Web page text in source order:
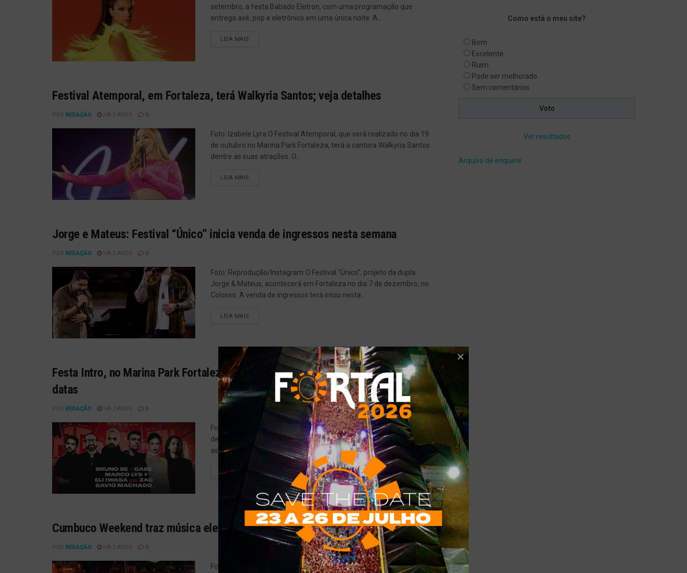
setembro, a festa Babado Eletron, com uma programação que
entrega axé, pop e eletrônico em uma única noite. A...
LEIA MAIS
Festival Atemporal, em Fortaleza, terá Walkyria Santos; veja detalhes
POR REDAÇÃO HÁ 2 ANOS 0
Foto: Izabele Lyra O Festival Atemporal, que será realizado no dia 19
de outubro no Marina Park Fortaleza, terá a cantora Walkyria Santos
dentre as suas atrações. O...
LEIA MAIS
Jorge e Mateus: Festival “Único” inicia venda de ingressos nesta semana
POR REDAÇÃO HÁ 2 ANOS 0
Foto: Reprodução/Instagram O Festival “Único”, projeto da dupla
Jorge & Mateus, acontecerá em Fortaleza no dia 7 de dezembro, no
Colosso. A venda de ingressos terá início nesta...
LEIA MAIS
Festa Intro, no Marina Park Fortaleza, se aproxima de virada de lote; confira
datas
POR REDAÇÃO HÁ 2 ANOS 0
Foto: divulgação/Festa Intro A Festa Intro, que será realizada no dia 1º
de novembro no Marina Park Fortaleza, terá uma virada de lote após
as 23h59min desta terça-feira...
LEIA MAIS
Cumbuco Weekend traz música eletrônica, samba e pagode no Ceará; veja datas
POR REDAÇÃO HÁ 2 ANOS 0
Foto: divulgação/For You Eventos O Cumbuco Weekend será
Como está o meu site?
Bom
Excelente
Ruim
Pode ser melhorado
Sem comentários
Ver resultados
Arquivo de enquete